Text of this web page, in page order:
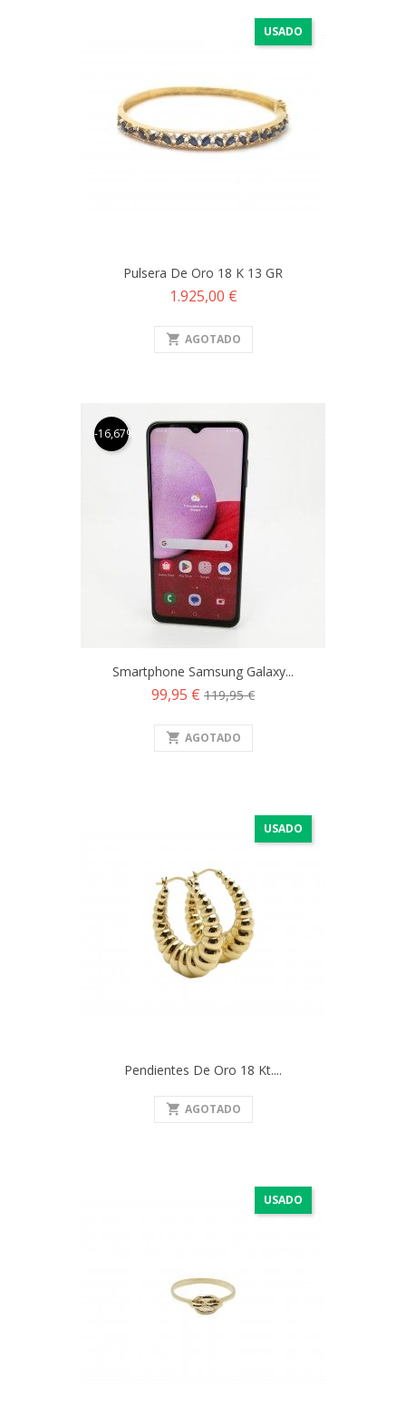
USADO
Pulsera De Oro 18 K 13 GR
Precio
1.925,00 €
shopping_cart AGOTADO
-16,67%
Smartphone Samsung Galaxy...
Precio
99,95 € Precio
119,95 €
shopping_cart AGOTADO
USADO
Pendientes De Oro 18 Kt....
shopping_cart AGOTADO
USADO